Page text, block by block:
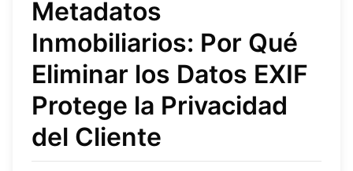
Metadatos
Inmobiliarios: Por Qué
Eliminar los Datos EXIF
Protege la Privacidad
del Cliente